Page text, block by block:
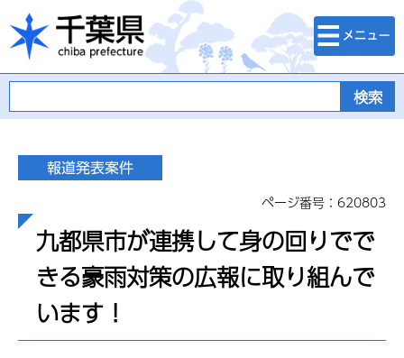
千葉県
検索・メニュ
ー
ページ番号：620803
九都県市が連携して身の回りでで
きる豪雨対策の広報に取り組んで
います！